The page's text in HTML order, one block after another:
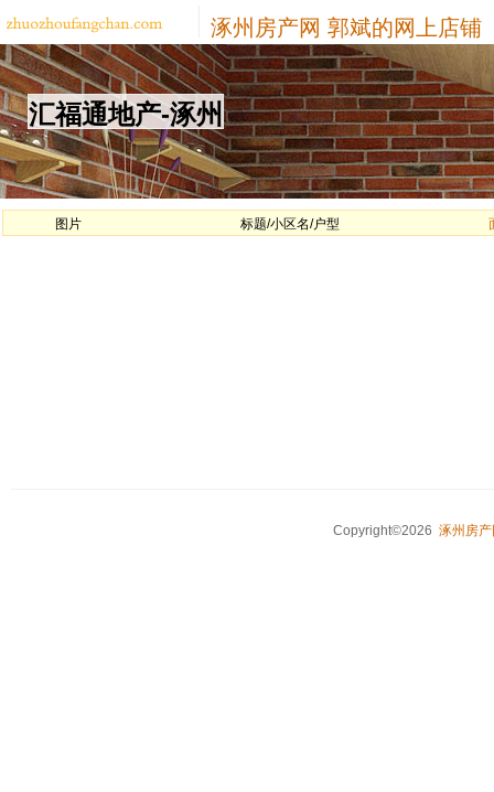
涿州房产网 郭斌的网上店铺
汇福通地产-涿州
图片 标题/小区名/户型
Copyright©2026 涿州房